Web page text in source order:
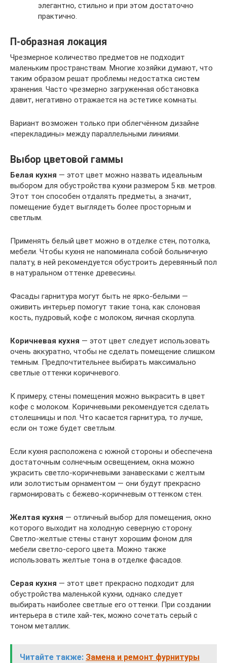
элегантно, стильно и при этом достаточно
практично.
П-образная локация
Чрезмерное количество предметов не подходит
маленьким пространствам. Многие хозяйки думают, что
таким образом решат проблемы недостатка систем
хранения. Часто чрезмерно загруженная обстановка
давит, негативно отражается на эстетике комнаты.
Вариант возможен только при облегчённом дизайне
«перекладины» между параллельными линиями.
Выбор цветовой гаммы
Белая кухня — этот цвет можно назвать идеальным
выбором для обустройства кухни размером 5 кв. метров.
Этот тон способен отдалять предметы, а значит,
помещение будет выглядеть более просторным и
светлым.
Применять белый цвет можно в отделке стен, потолка,
мебели. Чтобы кухня не напоминала собой больничную
палату, в ней рекомендуется обустроить деревянный пол
в натуральном оттенке древесины.
Фасады гарнитура могут быть не ярко-белыми —
оживить интерьер помогут такие тона, как слоновая
кость, пудровый, кофе с молоком, яичная скорлупа.
Коричневая кухня — этот цвет следует использовать
очень аккуратно, чтобы не сделать помещение слишком
темным. Предпочтительнее выбирать максимально
светлые оттенки коричневого.
К примеру, стены помещения можно выкрасить в цвет
кофе с молоком. Коричневыми рекомендуется сделать
столешницы и пол. Что касается гарнитура, то лучше,
если он тоже будет светлым.
Если кухня расположена с южной стороны и обеспечена
достаточным солнечным освещением, окна можно
украсить светло-коричневыми занавесками с желтым
или золотистым орнаментом — они будут прекрасно
гармонировать с бежево-коричневым оттенком стен.
Желтая кухня — отличный выбор для помещения, окно
которого выходит на холодную северную сторону.
Светло-желтые стены станут хорошим фоном для
мебели светло-серого цвета. Можно также
использовать желтые тона в отделке фасадов.
Серая кухня — этот цвет прекрасно подходит для
обустройства маленькой кухни, однако следует
выбирать наиболее светлые его оттенки. При создании
интерьера в стиле хай-тек, можно сочетать серый с
тоном металлик.
Читайте также: Замена и ремонт фурнитуры